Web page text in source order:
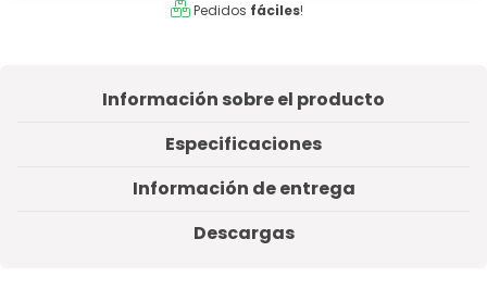
Pedidos fáciles!
Información sobre el producto
Especificaciones
Información de entrega
Descargas